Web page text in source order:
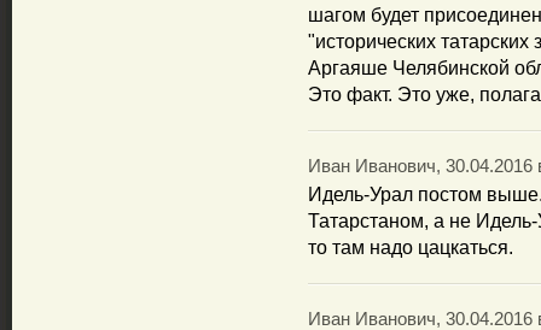
шагом будет
"исторических
Аргаяше Челябинской
Это факт. Это уже,
Иван Иванович, 30.04.2016
Идель-Урал постом
Татарстаном, а не
то там надо цацкаться.
Иван Иванович, 30.04.2016